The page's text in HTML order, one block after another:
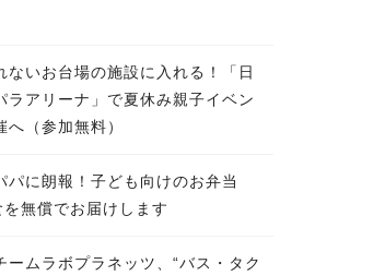
ないお台場の施設に入れる！「日
ラアリーナ」で夏休み親子イベン
へ（参加無料）
パに朗報！子ども向けのお弁当
無償でお届けします
ームラボプラネッツ、“バス・タク